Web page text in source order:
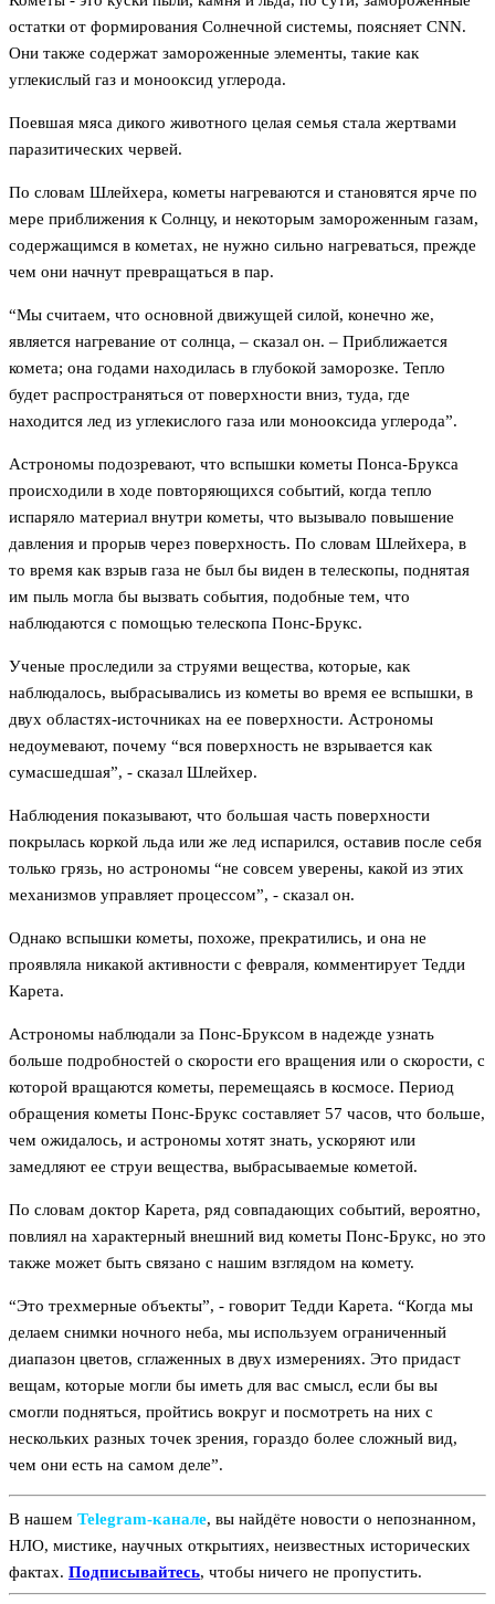
остатки от формирования Солнечной системы, поясняет CNN.
Они также содержат замороженные элементы, такие как
углекислый газ и монооксид углерода.
Поевшая мяса дикого животного целая семья стала жертвами
паразитических червей.
По словам Шлейхера, кометы нагреваются и становятся ярче по
мере приближения к Солнцу, и некоторым замороженным газам,
содержащимся в кометах, не нужно сильно нагреваться, прежде
чем они начнут превращаться в пар.
“Мы считаем, что основной движущей силой, конечно же,
является нагревание от солнца, – сказал он. – Приближается
комета; она годами находилась в глубокой заморозке. Тепло
будет распространяться от поверхности вниз, туда, где
находится лед из углекислого газа или монооксида углерода”.
Астрономы подозревают, что вспышки кометы Понса-Брукса
происходили в ходе повторяющихся событий, когда тепло
испаряло материал внутри кометы, что вызывало повышение
давления и прорыв через поверхность. По словам Шлейхера, в
то время как взрыв газа не был бы виден в телескопы, поднятая
им пыль могла бы вызвать события, подобные тем, что
наблюдаются с помощью телескопа Понс-Брукс.
Ученые проследили за струями вещества, которые, как
наблюдалось, выбрасывались из кометы во время ее вспышки, в
двух областях-источниках на ее поверхности. Астрономы
недоумевают, почему “вся поверхность не взрывается как
сумасшедшая”, - сказал Шлейхер.
Наблюдения показывают, что большая часть поверхности
покрылась коркой льда или же лед испарился, оставив после себя
только грязь, но астрономы “не совсем уверены, какой из этих
механизмов управляет процессом”, - сказал он.
Однако вспышки кометы, похоже, прекратились, и она не
проявляла никакой активности с февраля, комментирует Тедди
Карета.
Астрономы наблюдали за Понс-Бруксом в надежде узнать
больше подробностей о скорости его вращения или о скорости, с
которой вращаются кометы, перемещаясь в космосе. Период
обращения кометы Понс-Брукс составляет 57 часов, что больше,
чем ожидалось, и астрономы хотят знать, ускоряют или
замедляют ее струи вещества, выбрасываемые кометой.
По словам доктор Карета, ряд совпадающих событий, вероятно,
повлиял на характерный внешний вид кометы Понс-Брукс, но это
также может быть связано с нашим взглядом на комету.
“Это трехмерные объекты”, - говорит Тедди Карета. “Когда мы
делаем снимки ночного неба, мы используем ограниченный
диапазон цветов, сглаженных в двух измерениях. Это придаст
вещам, которые могли бы иметь для вас смысл, если бы вы
смогли подняться, пройтись вокруг и посмотреть на них с
нескольких разных точек зрения, гораздо более сложный вид,
чем они есть на самом деле”.
В нашем Telegram‑канале, вы найдёте новости о непознанном,
НЛО, мистике, научных открытиях, неизвестных исторических
фактах. Подписывайтесь, чтобы ничего не пропустить.